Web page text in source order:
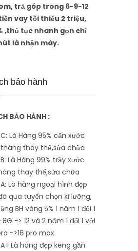
trả góp trong 6-9-12
vay tối thiểu 2 triệu,
,thủ tục nhanh gọn chỉ
là nhận máy.
bảo hành
BẢO HÀNH :
Là Hàng 95% cấn xước
tháng thay thế,sửa chữa
Là Hàng 99% trầy xước
thay thế,sửa chữa
Là hàng ngoại hình đẹp
qua tuyển chọn kĩ lưỡng,
BH vàng 5% 1 năm 1 đổi 1
-> 12 và 2 năm 1 đổi 1 với
->16 pro max
hàng đẹp keng gần